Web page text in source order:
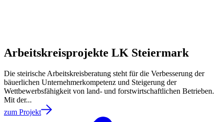
Arbeitskreisprojekte LK Steiermark
Die steirische Arbeitskreisberatung steht für die Verbesserung der
bäuerlichen Unternehmerkompetenz und Steigerung der
Wettbewerbsfähigkeit von land- und forstwirtschaftlichen Betrieben.
Mit der...
zum Projekt